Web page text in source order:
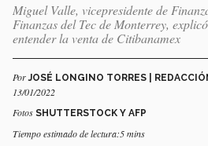
Miguel Valle, vicepresidente de
Finanzas del Tec de Monterrey,
entender la venta de Citibanamex
PorJOSÉ LONGINO TORRES |
13/01/2022
Fotos SHUTTERSTOCK Y AFP
Tiempo estimado de lectura:5 mins